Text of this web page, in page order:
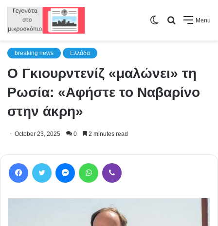
Menu
Search
Switch
breaking news Ελλάδα
Ο Γκιουρντενίζ «μαλώνει» τη
Ρωσία: «Αφήστε το Ναβαρίνο
στην άκρη»
October 23, 2025 0 2 minutes read